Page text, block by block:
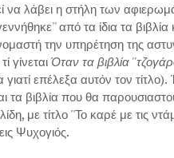
να λάβει η στήλη των
από τα ίδια τα
την υπηρέτηση της
γίνεταιΌταν τα βιβλία
γιατί επέλεξα αυτόν τον τίτλο).
τα βιβλία που θα
με τίτλο ''Το καρέ με τις
Ψυχογιός.